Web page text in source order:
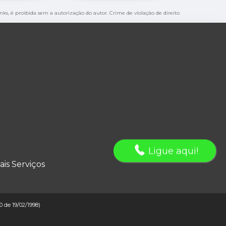
é proibida sem a autorização do autor. Crime de violação de direito
Serviços
19/02/1998)
Ligue aqui!